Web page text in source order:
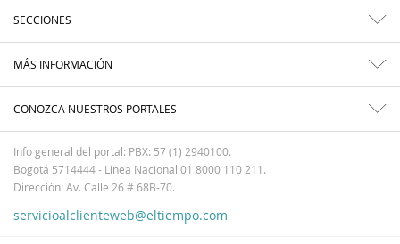
SECCIONES
MÁS INFORMACIÓN
CONOZCA NUESTROS PORTALES
Info general del portal: PBX: 57 (1) 2940100.
Bogotá 5714444 - Línea Nacional 01 8000 110 211.
Dirección: Av. Calle 26 # 68B-70.
servicioalclienteweb@eltiempo.com